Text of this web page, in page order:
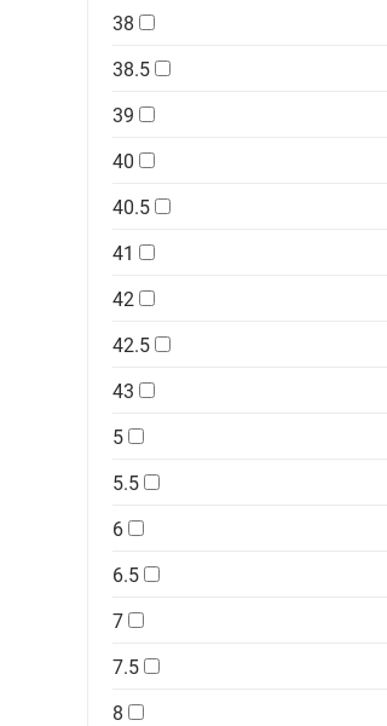
38
38.5
39
40
40.5
41
42
42.5
43
5
5.5
6
6.5
7
7.5
8